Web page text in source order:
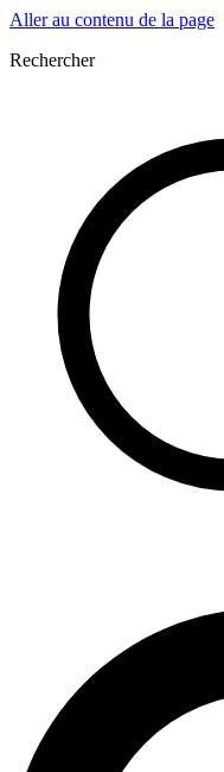
Aller au contenu de la page
Rechercher